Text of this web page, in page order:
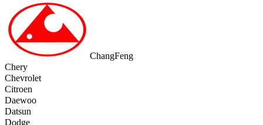
ChangFeng
Chery
Chevrolet
Citroen
Daewoo
Datsun
Dodge